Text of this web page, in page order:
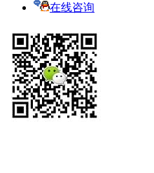
在线咨询